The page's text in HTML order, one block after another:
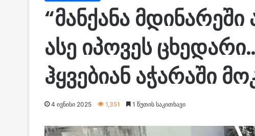
“მანქანა
ასე იპოვეს
ჰყვებიან აჭარაში
4 ივნისი 2025 1,351 1 წუთის საკითხავი